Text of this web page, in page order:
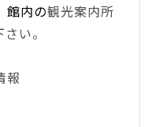
館内の観光案内所
い。
報